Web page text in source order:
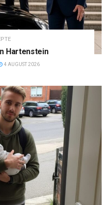
Hartenstein
4 AUGUST 2026